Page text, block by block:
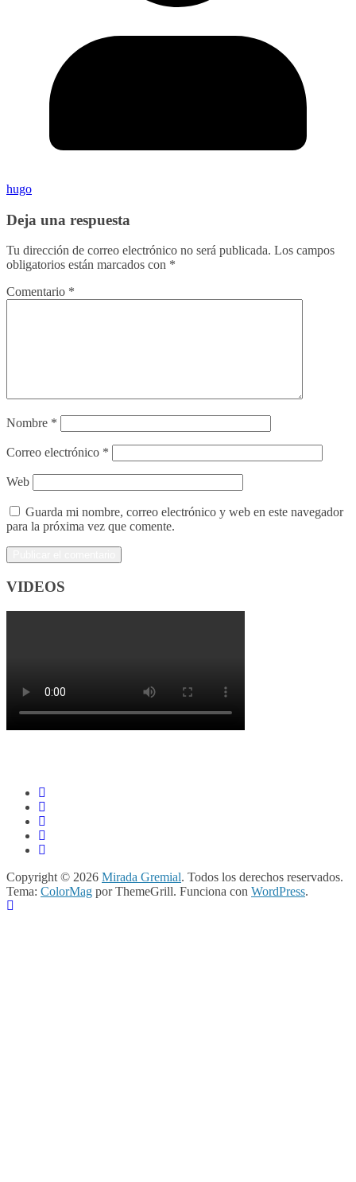
hugo
Deja una respuesta
Tu dirección de correo electrónico no será publicada. Los campos
obligatorios están marcados con *
Comentario *
Nombre *
Correo electrónico *
Web
Guarda mi nombre, correo electrónico y web en este navegador
para la próxima vez que comente.
VIDEOS
Copyright © 2026 Mirada Gremial. Todos los derechos reservados.
Tema: ColorMag por ThemeGrill. Funciona con WordPress.